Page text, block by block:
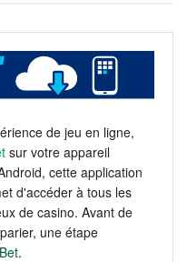
de jeu en ligne,
sur votre appareil
cette application
d'accéder à tous les
de casino. Avant de
une étape
.